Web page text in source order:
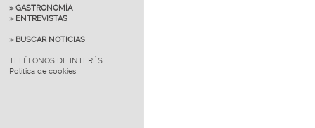
» GASTRONOMÍA
» ENTREVISTAS
» BUSCAR NOTICIAS
TELÉFONOS DE INTERÉS
Política de cookies